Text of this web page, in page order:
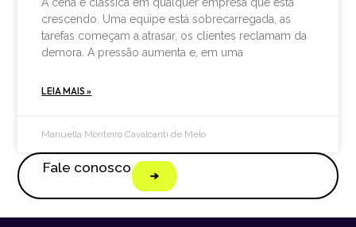
A cena é clássica em qualquer empresa que está
crescendo. Uma equipe está sobrecarregada, as
tarefas começam a atrasar, os clientes reclamam da
demora. A pressão aumenta e, em uma
LEIA MAIS »
Manuella Monteiro Cavalcanti de Melo
Fale conosco